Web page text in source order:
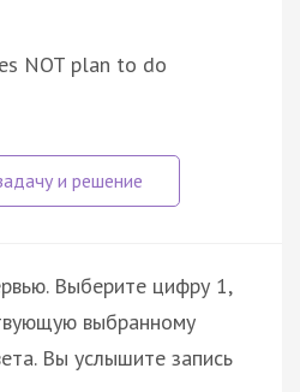
NOT plan to do
Выберите цифру 1,
выбранному
Вы услышите запись